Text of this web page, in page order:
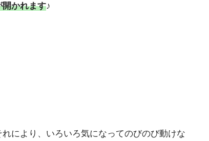
開かれます♪
れにより、いろいろ気になってのびのび動けな